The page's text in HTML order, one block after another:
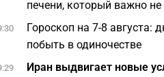
печени, который важно не
Гороскоп на 7-8 августа:
побыть в одиночестве
Иран выдвигает новые